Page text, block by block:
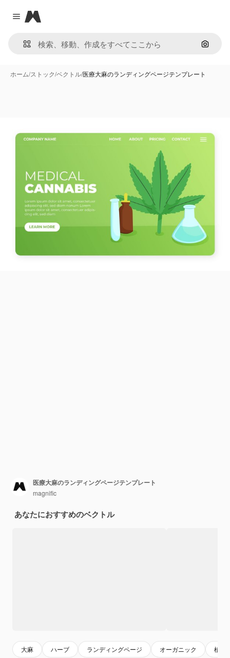
Close menu
Magnific
画像で
ホーム/ストック/ベクトル/医療大麻のランディングページテンプレート
医療大麻のランディングページテンプレート
magnific
あなたにおすすめのベクトル
大麻 ハーブ ランディングページ オーガニック 植物